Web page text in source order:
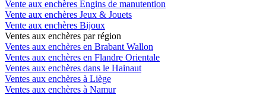
Vente aux enchères Engins de manutention
Vente aux enchères Jeux & Jouets
Vente aux enchères Bijoux
Ventes aux enchères par région
Ventes aux enchères en Brabant Wallon
Ventes aux enchères en Flandre Orientale
Ventes aux enchères dans le Hainaut
Ventes aux enchères à Liège
Ventes aux enchères à Namur